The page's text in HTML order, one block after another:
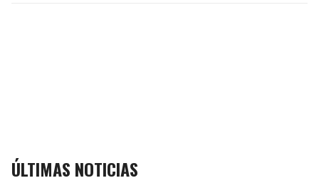
ÚLTIMAS NOTICIAS